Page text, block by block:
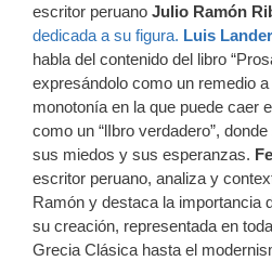
escritor peruano Julio Ramón
dedicada a su figura. Luis
habla del contenido del libro
expresándolo como un remedio
monotonía en la que puede caer
como un “lIbro verdadero”,
sus miedos y sus esperanzas.
escritor peruano, analiza y
Ramón y destaca la importancia
su creación, representada en
Grecia Clásica hasta el